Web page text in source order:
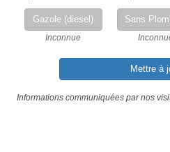
Gazole (diesel)
Inconnue
Sans
Mettre à
Informations communiquées par nos